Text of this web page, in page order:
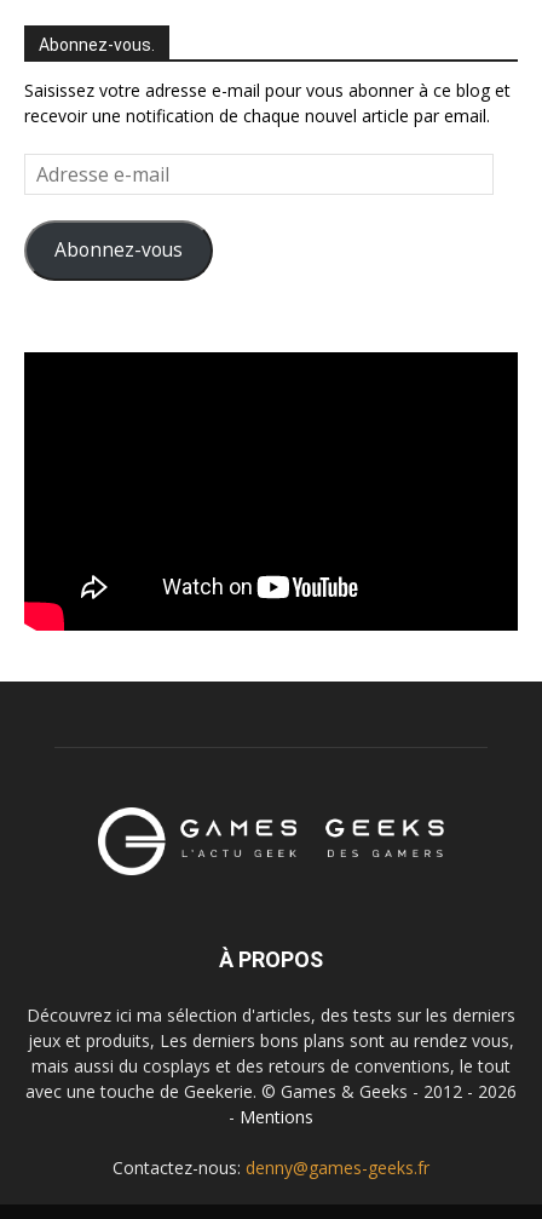
Abonnez-vous.
Saisissez votre adresse e-mail pour vous abonner à ce blog et
recevoir une notification de chaque nouvel article par email.
Adresse
e-
mail
Abonnez-vous
À PROPOS
Découvrez ici ma sélection d'articles, des tests sur les derniers
jeux et produits, Les derniers bons plans sont au rendez vous,
mais aussi du cosplays et des retours de conventions, le tout
avec une touche de Geekerie. © Games & Geeks - 2012 - 2026
- Mentions
Contactez-nous: denny@games-geeks.fr